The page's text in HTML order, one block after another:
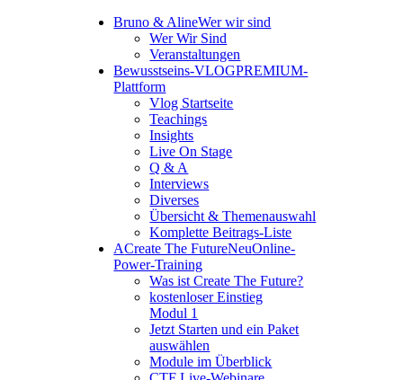
Bruno & AlineWer wir sind
Wer Wir Sind
Veranstaltungen
Bewusstseins-VLOGPREMIUM-
Plattform
Vlog Startseite
Teachings
Insights
Live On Stage
Q & A
Interviews
Diverses
Übersicht & Themenauswahl
Komplette Beitrags-Liste
ACreate The FutureNeuOnline-
Power-Training
Was ist Create The Future?
kostenloser Einstieg
Modul 1
Jetzt Starten und ein Paket
auswählen
Module im Überblick